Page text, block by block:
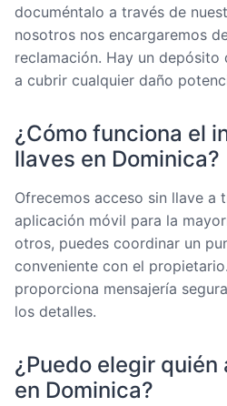
documéntalo a través de
nosotros nos encargaremos
reclamación. Hay un depósito
a cubrir cualquier daño
¿Cómo funciona el
llaves en Dominica?
Ofrecemos acceso sin llave a
aplicación móvil para la
otros, puedes coordinar un
conveniente con el
proporciona mensajería
los detalles.
¿Puedo elegir
en Dominica?